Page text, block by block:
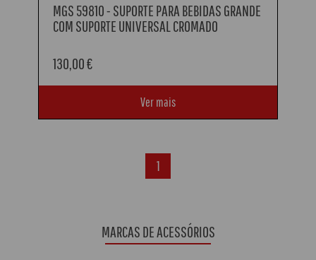
MGS 59810 - SUPORTE PARA BEBIDAS GRANDE
COM SUPORTE UNIVERSAL CROMADO
130,00 €
Ver mais
1
MARCAS DE ACESSÓRIOS